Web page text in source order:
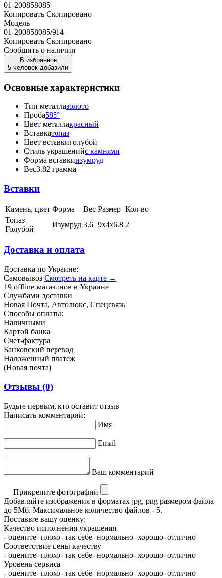
01-200858085
Копировать Скопировано
Модель
01-200858085/914
Копировать Скопировано
Сообщить о наличии
В избранное
5 человек добавили
Основные характеристики
Тип металлазолото
Проба585°
Цвет металлакрасный
Вставкатопаз
Цвет вставкиголубой
Стиль украшенийс камнями
Форма вставкиизумруд
Вес3.82 грамма
Вставки
Камень, цвет Форма Вес Размер Кол-во
Топаз
Голубой
Изумруд 3.6 9х4х6.8 2
Доставка и оплата
Доставка по Украине:
Самовывоз Смотреть на карте →
19 offline-магазинов в Украине
Службами доставки
Новая Почта, Автолюкс, Спецсвязь
Способы оплаты:
Наличными
Картой банка
Счет-фактура
Банковский перевод
Наложенный платеж
(Новая почта)
Отзывы (0)
Будьте первым, кто оставит отзыв
Написать комментарий:
Имя
Email
Ваш комментарий
Прикрепите фотографии
Добавляйте изображения в форматах jpg, png размером файла
до 5Мб. Максимальное количество файлов - 5.
Поставьте вашу оценку:
Качество исполнения украшения
- оцените- плохо- так себе- нормально- хорошо- отлично
Соответствие цены качеству
- оцените- плохо- так себе- нормально- хорошо- отлично
Уровень сервиса
- оцените- плохо- так себе- нормально- хорошо- отлично